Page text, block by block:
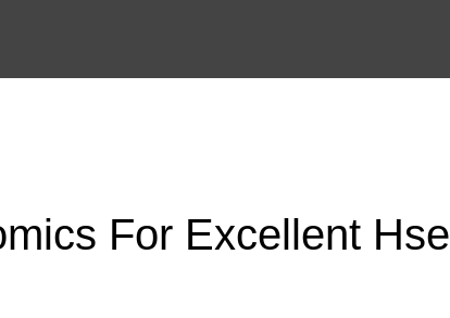
For Excellent Hse